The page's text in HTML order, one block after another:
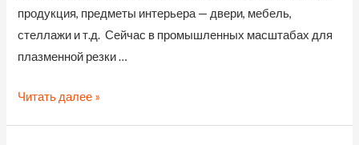
продукция, предметы интерьера — двери, мебель,
стеллажи и т.д. Сейчас в промышленных масштабах для
плазменной резки …
как
Читать далее »